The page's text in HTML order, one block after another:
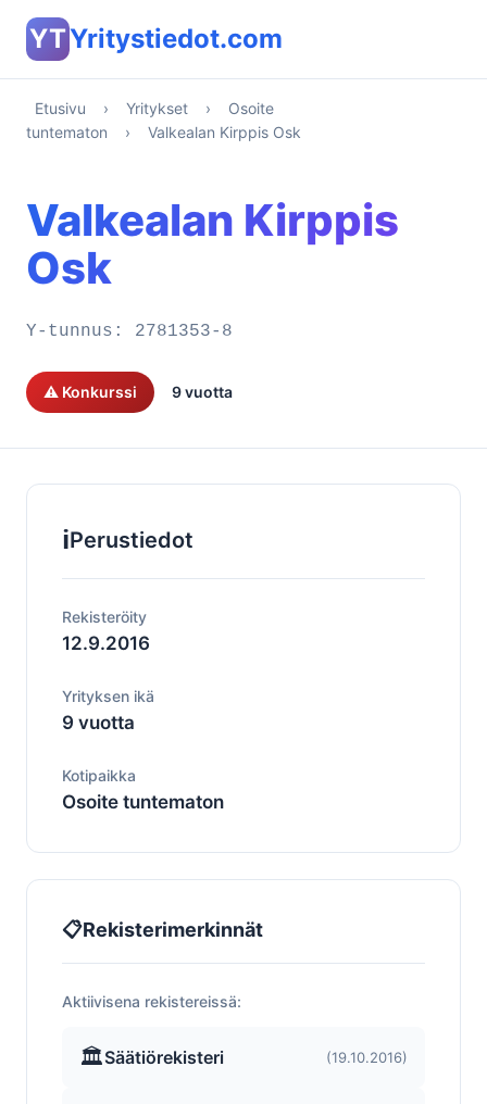
YTYritystiedot.com
Etusivu › Yritykset ›
Osoite
tuntematon
› Valkealan Kirppis Osk
Valkealan Kirppis
Osk
Y-tunnus: 2781353-8
⚠️ Konkurssi 9 vuotta
ℹ️Perustiedot
Rekisteröity
12.9.2016
Yrityksen ikä
9 vuotta
Kotipaikka
Osoite tuntematon
📋Rekisterimerkinnät
Aktiivisena rekistereissä:
🏛️Säätiörekisteri (19.10.2016)